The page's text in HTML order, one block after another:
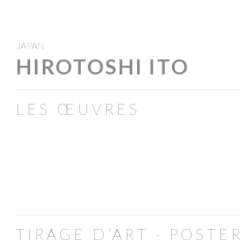
JAPAN
HIROTOSHI ITO
LES ŒUVRES
TIRAGE D’ART - POSTER